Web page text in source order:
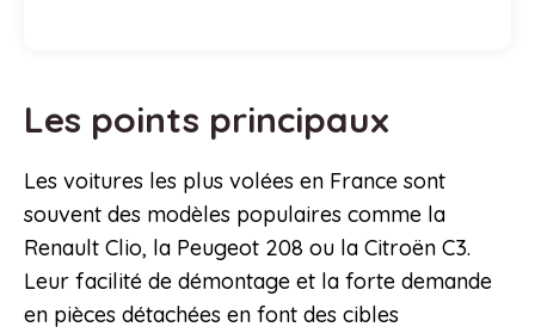
Les points principaux
Les voitures les plus volées en France sont
souvent des modèles populaires comme la
Renault Clio, la Peugeot 208 ou la Citroën C3.
Leur facilité de démontage et la forte demande
en pièces détachées en font des cibles